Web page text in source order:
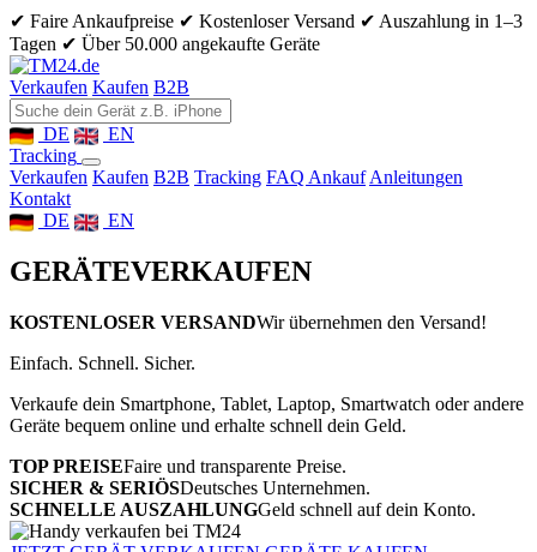
✔ Faire Ankaufpreise ✔ Kostenloser Versand ✔ Auszahlung in 1–3
Tagen ✔ Über 50.000 angekaufte Geräte
Verkaufen Kaufen B2B
DE
EN
Tracking
Verkaufen Kaufen B2B Tracking FAQ Ankauf Anleitungen
Kontakt
DE
EN
GERÄTEVERKAUFEN
KOSTENLOSER VERSANDWir übernehmen den Versand!
Einfach. Schnell. Sicher.
Verkaufe dein Smartphone, Tablet, Laptop, Smartwatch oder andere
Geräte bequem online und erhalte schnell dein Geld.
TOP PREISEFaire und transparente Preise.
SICHER & SERIÖSDeutsches Unternehmen.
SCHNELLE AUSZAHLUNGGeld schnell auf dein Konto.